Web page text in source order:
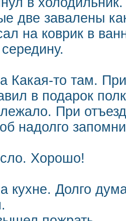
две завалены
на коврик в
Какая-то там.
в подарок
лежало. При
надолго
Хорошо!
кухне. Долго